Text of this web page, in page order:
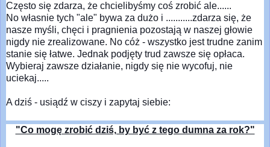
Często się zdarza, że chcielibyśmy coś zrobić ale......
No własnie tych "ale" bywa za dużo i ...........zdarza się, że
nasze myśli, chęci i pragnienia pozostają w naszej głowie
nigdy nie zrealizowane. No cóż - wszystko jest trudne zanim
stanie się łatwe. Jednak podjęty trud zawsze się opłaca.
Wybieraj zawsze działanie, nigdy się nie wycofuj, nie
uciekaj.....
A dziś - usiądź w ciszy i zapytaj siebie:
"Co mogę zrobić dziś, by być z tego dumna za rok?"